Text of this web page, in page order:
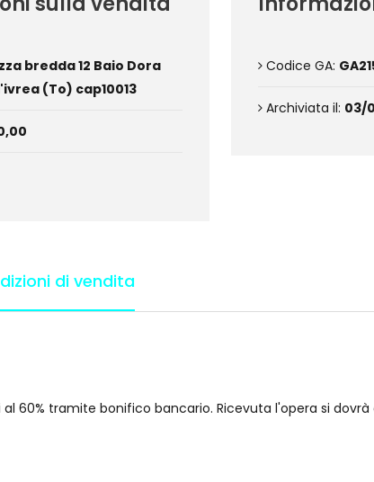
bredda 12 Baio Dora
(To) cap10013
Codice GA:
Archiviata il: 03/
di vendita
60% tramite bonifico bancario. Ricevuta l'opera si